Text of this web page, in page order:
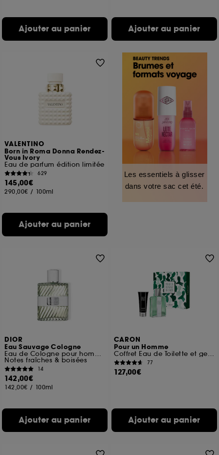
Ajouter au panier Ajouter au panier
VALENTINO
Born in Roma Donna Rendez-
Vous Ivory
Eau de parfum édition limitée
629
145,00€
290,00€ / 100ml
Ajouter au panier
Les essentiels à glisser
dans votre sac cet été.
DIOR
Eau Sauvage Cologne
Eau de Cologne pour homme
Notes fraîches & boisées
14
142,00€
142,00€ / 100ml
Ajouter au panier
CARON
Pour un Homme
Coffret Eau de Toilette et gel Douche Le Soir
77
127,00€
Ajouter au panier